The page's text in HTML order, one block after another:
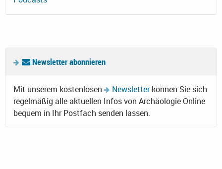
Newsletter abonnieren
Mit unserem kostenlosen Newsletterkönnen Sie sich
regelmäßig alle aktuellen Infos von Archäologie Online
bequem in Ihr Postfach senden lassen.